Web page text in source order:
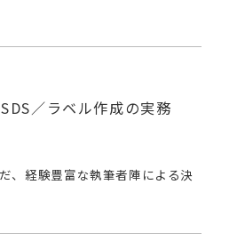
／ラベル作成の実務
、経験豊富な執筆者陣による決